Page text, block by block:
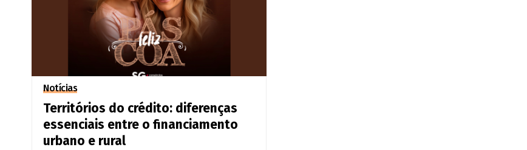
Notícias
Territórios do crédito: diferenças
essenciais entre o financiamento
urbano e rural